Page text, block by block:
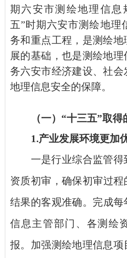
期六安市测绘地理信息
五”时期六安市测绘地理
务和重点工程，是测绘
展的基础，也是测绘地
务六安市经济建设、社
地理信息安全的保障。
（一） “十三五”取得
1.产业发展环境更加
一是行业综合监管
资质初审， 确保初审过程
结果的客观准确。完成每
信息主管部门、各测绘
报。加强测绘地理信息